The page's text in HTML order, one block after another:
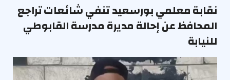
نقابة معلمي بورسعيد تنفي شائعات تراجع
المحافظ عن إحالة مديرة مدرسة القابوطي
للنيابة